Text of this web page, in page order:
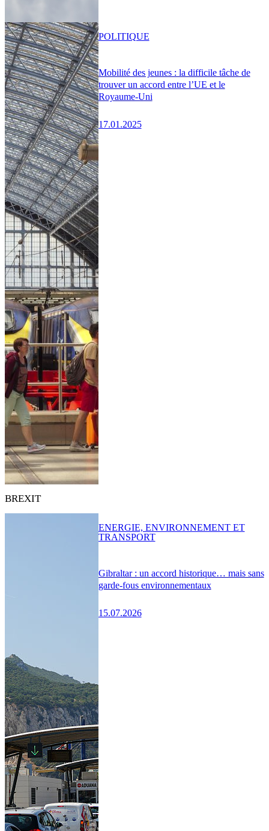
Mobilité des jeunes : la difficile tâche de
trouver un accord entre l’UE et le
Royaume-Uni
17.01.2025
POLITIQUE
BREXIT
Gibraltar : un accord historique… mais sans
garde-fous environnementaux
15.07.2026
ENERGIE, ENVIRONNEMENT ET
TRANSPORT